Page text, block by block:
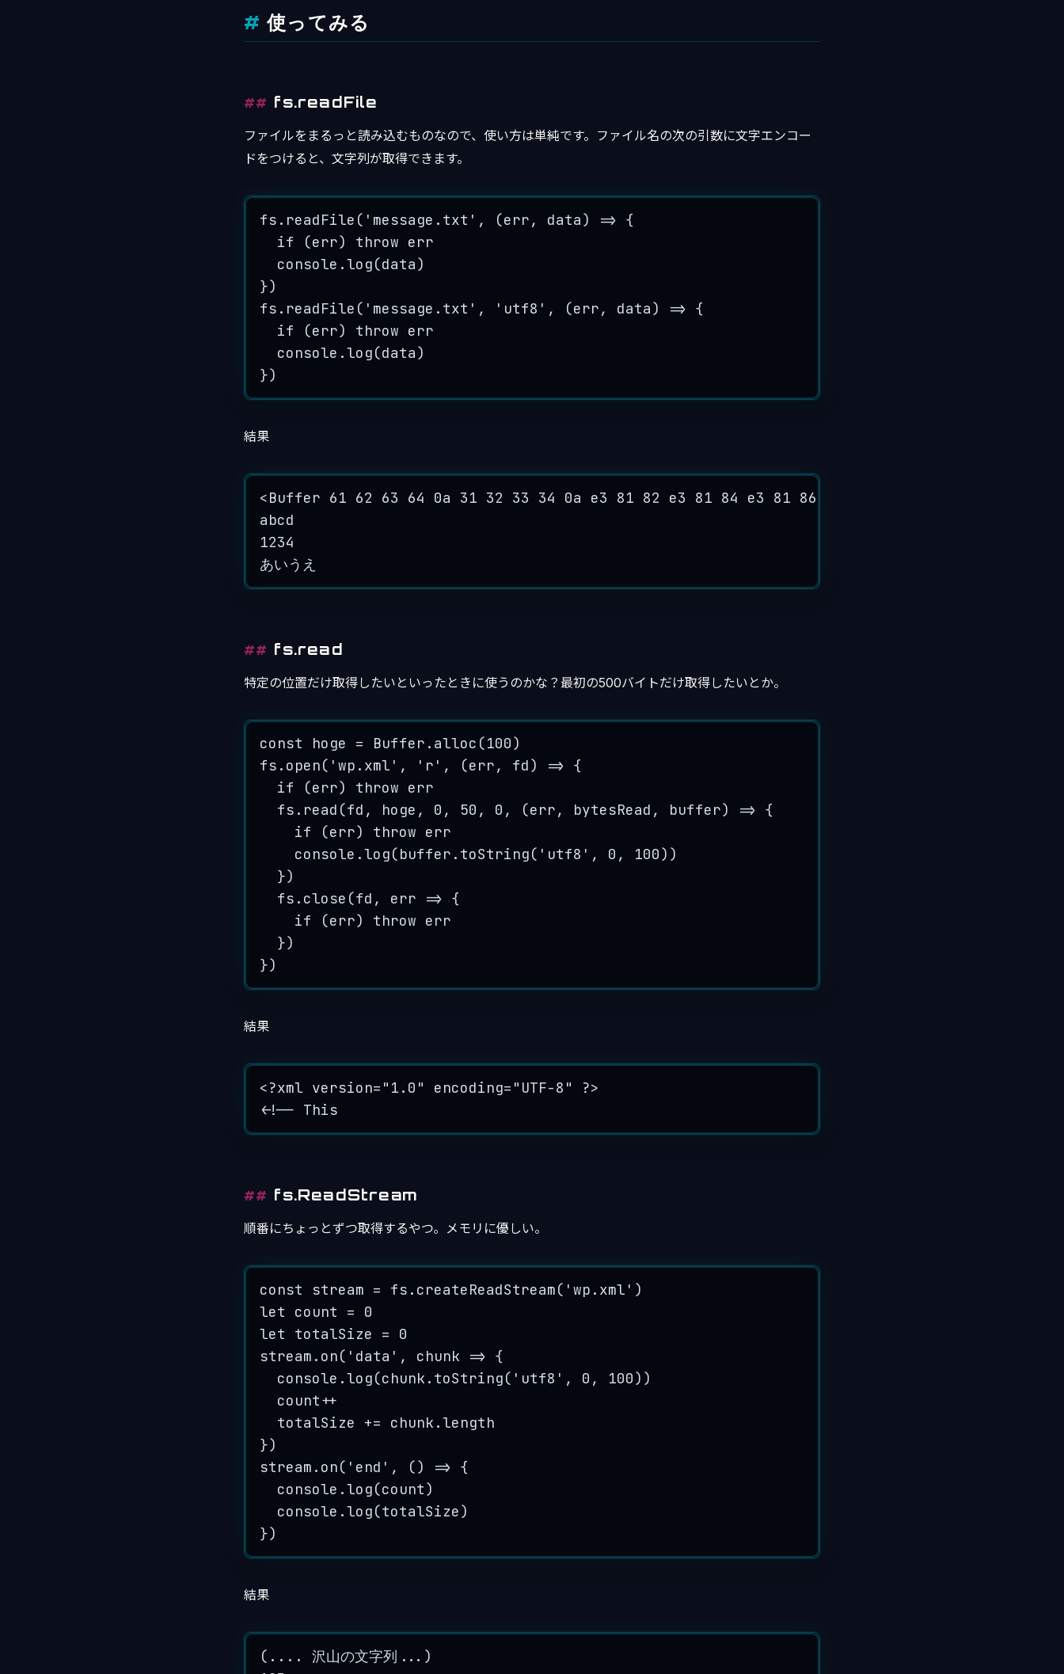
使ってみる
fs.readFile
ファイルをまるっと読み込むものなので、使い方は単純です。ファイル名の次の引数に文字エンコー
ドをつけると、文字列が取得できます。
fs . readFile ( ' message.txt ' , (err, data) => {
if (err) throw err
console .log(data)
})
fs . readFile ( ' message.txt ' , ' utf8 ' , (err, data) => {
if (err) throw err
console .log(data)
})
結果
<Buffer 61 62 63 64 0a 31 32 33 34 0a e3 81 82 e3 81 84 e3 81 86 e3 81 88 0a>
abcd
1234
あいうえ
fs.read
特定の位置だけ取得したいといったときに使うのかな？最初の500バイトだけ取得したいとか。
const hoge = Buffer . alloc (100)
fs . open( 'wp.xml ' , ' r ' , (err, fd) => {
if (err) throw err
fs . read (fd , hoge , 0 , 50 , 0 , (err, bytesRead , buffer) => {
if (err) throw err
console .log(buffer . toString( ' utf8 ' , 0 , 100))
})
fs . close (fd , err => {
if (err) throw err
})
})
結果
<?xml version="1.0" encoding="UTF-8" ?>
<!-- This
fs.ReadStream
順番にちょっとずつ取得するやつ。メモリに優しい。
const stream = fs . createReadStream( 'wp.xml ' )
let
count =
0
let
totalSize =
0
stream . on( ' data ' , chunk => {
console .log(chunk . toString( ' utf8 ' , 0 , 100))
count++
totalSize
+= chunk .length
})
stream . on( ' end ' , () => {
console .log(count)
console .log(totalSize)
})
結果
(.... 沢山の文字列...)